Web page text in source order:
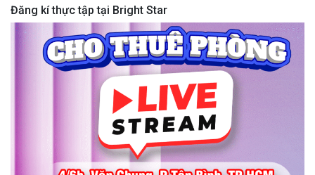
Đăng kí thực tập tại Bright Star